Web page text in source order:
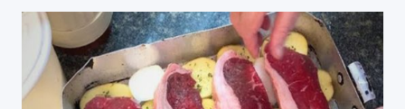
VORRAT
FÜR
DEN
WINTER